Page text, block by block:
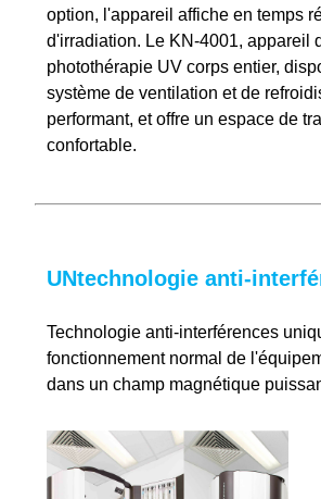
option, l'appareil affiche en temps
d'irradiation. Le KN-4001, appareil
photothérapie UV corps entier,
système de ventilation et de
performant, et offre un espace de
confortable.
UNtechnologie anti-
Technologie anti-interférences
fonctionnement normal de
dans un champ magnétique